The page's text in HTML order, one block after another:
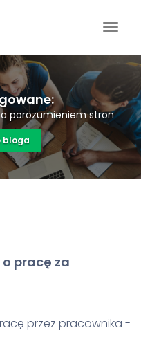
porozumieniem stron
bloga
pracę za
przez pracownika -